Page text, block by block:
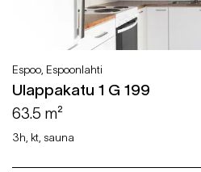
Espoo, Espoonlahti
Ulappakatu 1 G 199
63.5 m²
3h, kt, sauna